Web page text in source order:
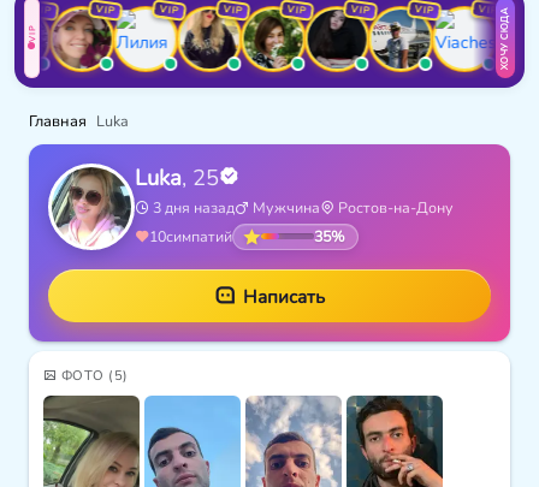
VIP
VIP VIP VIP VIP VIP VIP VIP VIP ХОЧУ СЮДА
Главная Luka
Luka, 25
3 дня назад Мужчина
Ростов-на-Дону
10симпатий 35%
Написать
ФОТО (5)